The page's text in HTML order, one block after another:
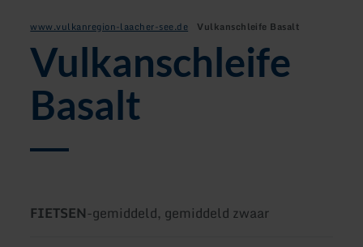
www.vulkanregion-laacher-see.de Vulkanschleife Basalt
Vulkanschleife
Basalt
Soort
FIETSEN-Moeilijkheidsgraad:
gemiddeld, gemiddeld zwaar